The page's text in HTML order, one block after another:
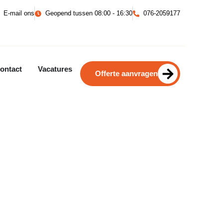
E-mail ons Geopend tussen 08:00 - 16:30 076-2059177
Vacatures
Offerte aanvragen